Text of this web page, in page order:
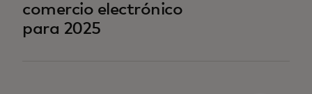
comercio electrónico
para 2025